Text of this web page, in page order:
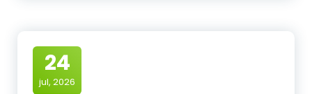
24
jul, 2026